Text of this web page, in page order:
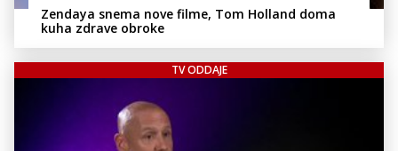
Zendaya snema nove filme, Tom Holland doma
kuha zdrave obroke
TV ODDAJE